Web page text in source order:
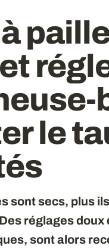
le
sont secs, plus
réglages doux
sont alors